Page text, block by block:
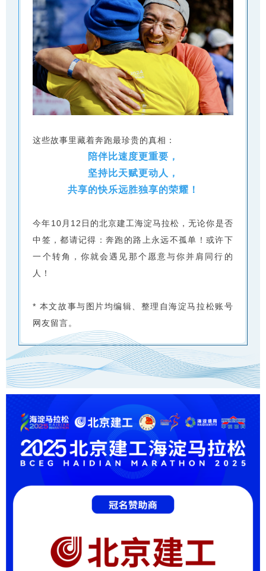
这些故事里藏着奔跑最珍贵的真相：
陪伴比速度更重要，
坚持比天赋更动人，
共享的快乐远胜独享的荣耀！
今年10月12日的北京建工海淀马拉松，无论你是否
中签，都请记得：奔跑的路上永远不孤单！或许下
一个转角，你就会遇见那个愿意与你并肩同行的
人！
* 本文故事与图片均编辑、整理自海淀马拉松账号
网友留言。